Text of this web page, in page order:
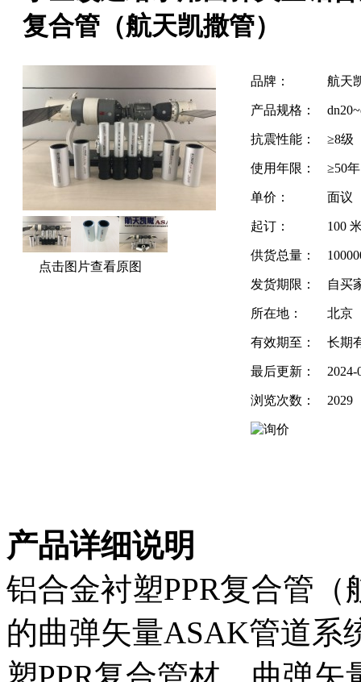
复合管（航天凯撒管）
点击图片查看原图
品牌： 航天
产品规格：
抗震性能： ≥8级
使用年限： ≥50年
单价： 面议
起订： 100
供货总量：
发货期限： 自买
所在地： 北京
有效期至： 长期
最后更新： 2024-
浏览次数： 2029
产品详细说明
铝合金衬塑PPR复合管
的曲弹矢量ASAK管道系